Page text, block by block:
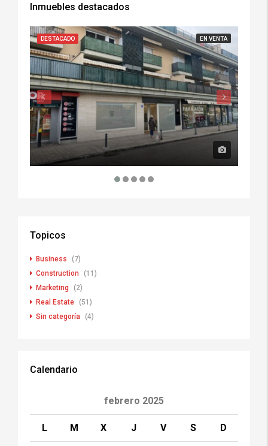
Inmuebles destacados
DESTACADO EN VENTA
Topicos
Business
(7)
Construction
(11)
Marketing
(2)
Real Estate (51)
Sin categoría (4)
Calendario
febrero 2025
L M X J V S D